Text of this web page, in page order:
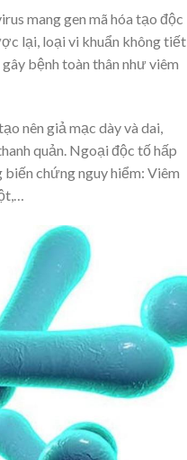
mang gen mã hóa tạo độc
lại, loại vi khuẩn không tiết
bệnh toàn thân như viêm
nên giả mạc dày và dai,
quản. Ngoại độc tố hấp
biến chứng nguy hiểm: Viêm